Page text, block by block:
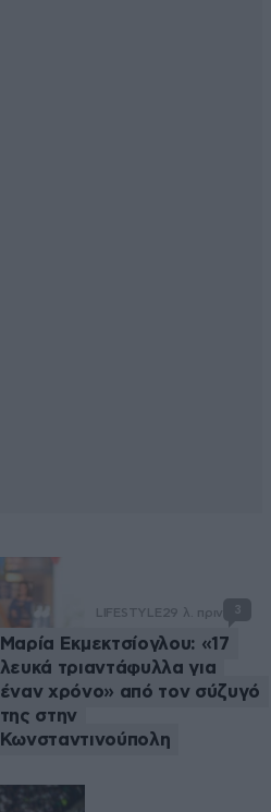
LIFESTYLE29 λ. πριν 3
Μαρία Εκμεκτσίογλου: «17
λευκά τριαντάφυλλα για
έναν χρόνο» από τον σύζυγό
της στην
Κωνσταντινούπολη